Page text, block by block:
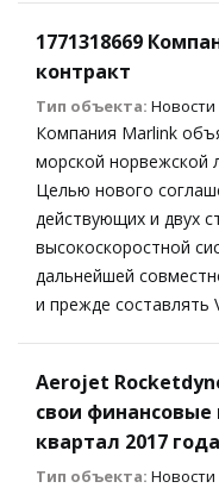
1771318669
контракт
Тип объекта: Новости
Компания Marlink
морской норвежской
Целью нового
действующих и двух
высокоскоростной
дальнейшей
и прежде составлять
Aerojet
свои
квартал 2017 года
Тип объекта: Новости